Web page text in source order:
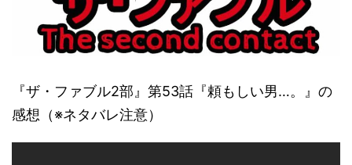
『ザ・ファブル2部』第53話『頼もしい男…。』の
感想（※ネタバレ注意）